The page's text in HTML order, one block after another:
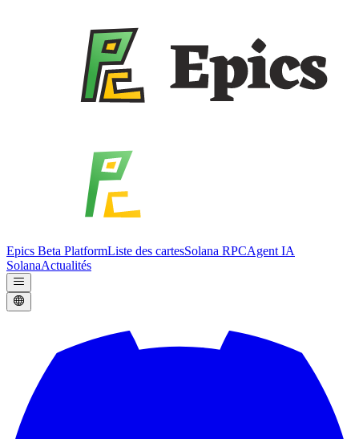
Epics Beta PlatformListe des cartesSolana RPCAgent IA
SolanaActualités